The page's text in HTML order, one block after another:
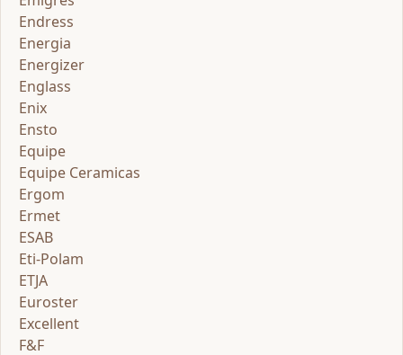
Endress
Energia
Energizer
Englass
Enix
Ensto
Equipe
Equipe Ceramicas
Ergom
Ermet
ESAB
Eti-Polam
ETJA
Euroster
Excellent
F&F